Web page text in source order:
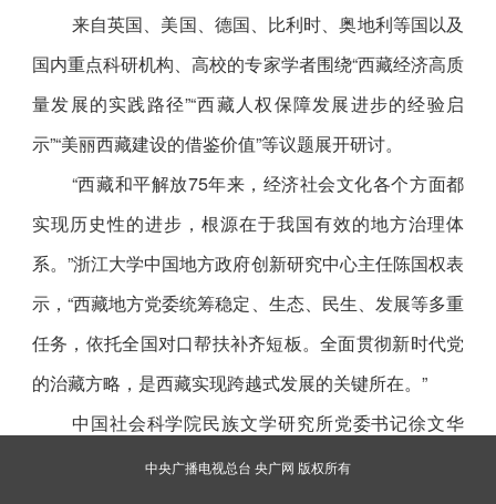
来自英国、美国、德国、比利时、奥地利等国以及
国内重点科研机构、高校的专家学者围绕“西藏经济高质
量发展的实践路径”“西藏人权保障发展进步的经验启
示”“美丽西藏建设的借鉴价值”等议题展开研讨。
“西藏和平解放75年来，经济社会文化各个方面都
实现历史性的进步，根源在于我国有效的地方治理体
系。”浙江大学中国地方政府创新研究中心主任陈国权表
示，“西藏地方党委统筹稳定、生态、民生、发展等多重
任务，依托全国对口帮扶补齐短板。全面贯彻新时代党
的治藏方略，是西藏实现跨越式发展的关键所在。”
中国社会科学院民族文学研究所党委书记徐文华
说：“西藏和平解放不仅重塑了雪域高原的历史进程，更
中央广播电视总台 央广网 版权所有